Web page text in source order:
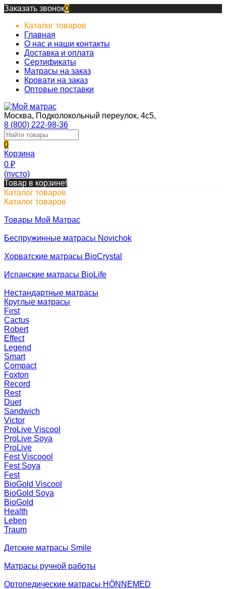
Заказать звонок0
Каталог товаров
Главная
О нас и наши контакты
Доставка и оплата
Сертификаты
Матрасы на заказ
Кровати на заказ
Оптовые поставки
Москва, Подколокольный переулок, 4с5,
8 (800) 222-98-36
0
Корзина
0 ₽
(пусто)
Товар в корзине!
Каталог товаров
Каталог товаров
Товары Мой Матрас
Беспружинные матрасы Novichok
Хорватские матрасы BioCrystal
Испанские матрасы BioLife
Нестандартные матрасы
Круглые матрасы
First
Cactus
Robert
Effect
Legend
Smart
Compact
Foxton
Record
Rest
Duet
Sandwich
Victor
ProLive Viscool
ProLive Soya
ProLive
Fest Viscoool
Fest Soya
Fest
BioGold Viscool
BioGold Soya
BioGold
Health
Leben
Traum
Детские матрасы Smile
Матрасы ручной работы
Ортопедические матрасы HÖNNEMED